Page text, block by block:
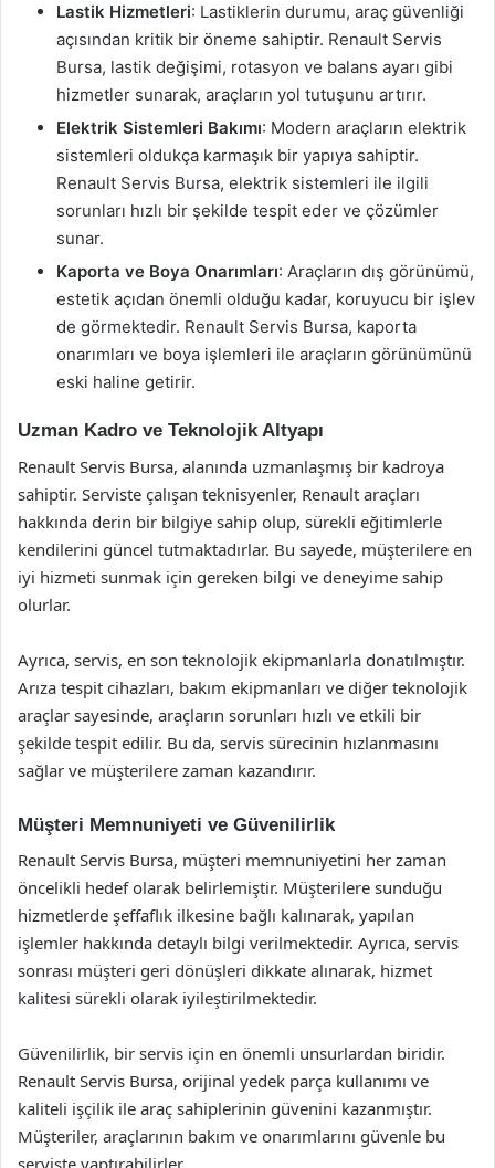
Lastik Hizmetleri: Lastiklerin durumu, araç güvenliği
açısından kritik bir öneme sahiptir. Renault Servis
Bursa, lastik değişimi, rotasyon ve balans ayarı gibi
hizmetler sunarak, araçların yol tutuşunu artırır.
Elektrik Sistemleri Bakımı: Modern araçların elektrik
sistemleri oldukça karmaşık bir yapıya sahiptir.
Renault Servis Bursa, elektrik sistemleri ile ilgili
sorunları hızlı bir şekilde tespit eder ve çözümler
sunar.
Kaporta ve Boya Onarımları: Araçların dış görünümü,
estetik açıdan önemli olduğu kadar, koruyucu bir işlev
de görmektedir. Renault Servis Bursa, kaporta
onarımları ve boya işlemleri ile araçların görünümünü
eski haline getirir.
Uzman Kadro ve Teknolojik Altyapı
Renault Servis Bursa, alanında uzmanlaşmış bir kadroya
sahiptir. Serviste çalışan teknisyenler, Renault araçları
hakkında derin bir bilgiye sahip olup, sürekli eğitimlerle
kendilerini güncel tutmaktadırlar. Bu sayede, müşterilere en
iyi hizmeti sunmak için gereken bilgi ve deneyime sahip
olurlar.
Ayrıca, servis, en son teknolojik ekipmanlarla donatılmıştır.
Arıza tespit cihazları, bakım ekipmanları ve diğer teknolojik
araçlar sayesinde, araçların sorunları hızlı ve etkili bir
şekilde tespit edilir. Bu da, servis sürecinin hızlanmasını
sağlar ve müşterilere zaman kazandırır.
Müşteri Memnuniyeti ve Güvenilirlik
Renault Servis Bursa, müşteri memnuniyetini her zaman
öncelikli hedef olarak belirlemiştir. Müşterilere sunduğu
hizmetlerde şeffaflık ilkesine bağlı kalınarak, yapılan
işlemler hakkında detaylı bilgi verilmektedir. Ayrıca, servis
sonrası müşteri geri dönüşleri dikkate alınarak, hizmet
kalitesi sürekli olarak iyileştirilmektedir.
Güvenilirlik, bir servis için en önemli unsurlardan biridir.
Renault Servis Bursa, orijinal yedek parça kullanımı ve
kaliteli işçilik ile araç sahiplerinin güvenini kazanmıştır.
Müşteriler, araçlarının bakım ve onarımlarını güvenle bu
serviste yaptırabilirler.